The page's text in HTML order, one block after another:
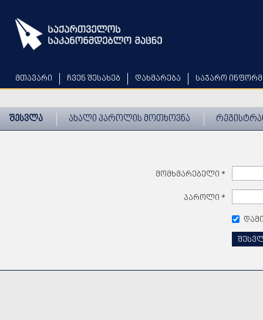
main
content
მთავარი ჩვენ შესახებ დახმარება საჯარო
შესვლა ახალი პაროლის მოთხოვნა
მომხმარებელი *
პაროლი *